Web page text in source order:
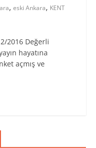
, eski Ankara, KENT
2016 Değerli
hayatına
açmış ve